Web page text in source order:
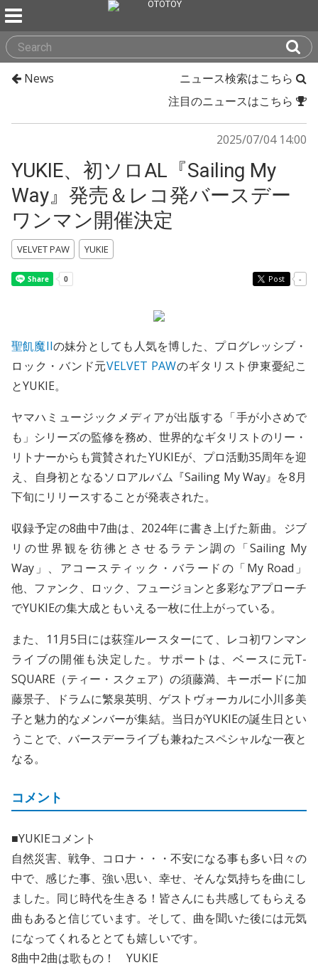
News
ニュース検索はこちら
注目のニュースはこちら
2025/07/04 14:00
YUKIE、初ソロAL『Sailing My
Way』発売＆レコ発バースデー
ワンマン開催決定
VELVET PAW YUKIE
Post -
聖飢魔IIの妹分としても人気を博した、プログレッシブ・
ロック・バンド元VELVET PAWのギタリスト伊東憂紀こ
とYUKIE。
ヤマハミュージックメディアが出版する「手が小さめで
も」シリーズの監修を務め、世界的なギタリストのリー・
リトナーからも賞賛されたYUKIEが、プロ活動35周年を迎
え、自身初となるソロアルバム『Sailing My Way』を8月
下旬にリリースすることが発表された。
収録予定の8曲中7曲は、2024年に書き上げた新曲。ジブ
リの世界観を彷彿とさせるラテン調の「Sailing My
Way」、アコースティック・バラードの「My Road」
他、ファンク、ロック、フュージョンと多彩なアプローチ
でYUKIEの集大成ともいえる一枚に仕上がっている。
また、11月5日には荻窪ルースターにて、レコ初ワンマン
ライブの開催も決定した。サポートは、ベースに元T-
SQUARE（ティー・スクェア）の須藤満、キーボードに加
藤景子、ドラムに繁泉英明、ゲストヴォーカルに小川多美
子と魅力的なメンバーが集結。当日がYUKIEの誕生日とい
うことで、バースデーライブも兼ねたスペシャルな一夜と
なる。
コメント
■YUKIEコメント
自然災害、戦争、コロナ・・・不安になる事も多い日々の
中で、感じた事、強い思い、幸せ、そんな気持ちを曲にし
ました。同じ時代を生きる！皆さんにも共感してもらえる
曲もあると信じています。そして、曲を聞いた後には元気
になってくれるととても嬉しいです。
8曲中2曲は歌もの！ YUKIE